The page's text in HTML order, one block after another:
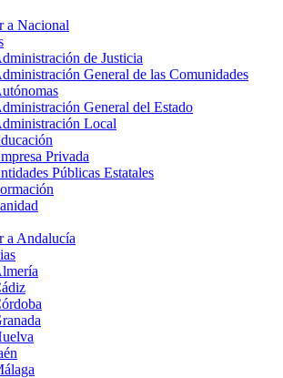
a Nacional
de Justicia
General de las Comunidades
General del Estado
Local
Privada
Públicas Estatales
a Andalucía